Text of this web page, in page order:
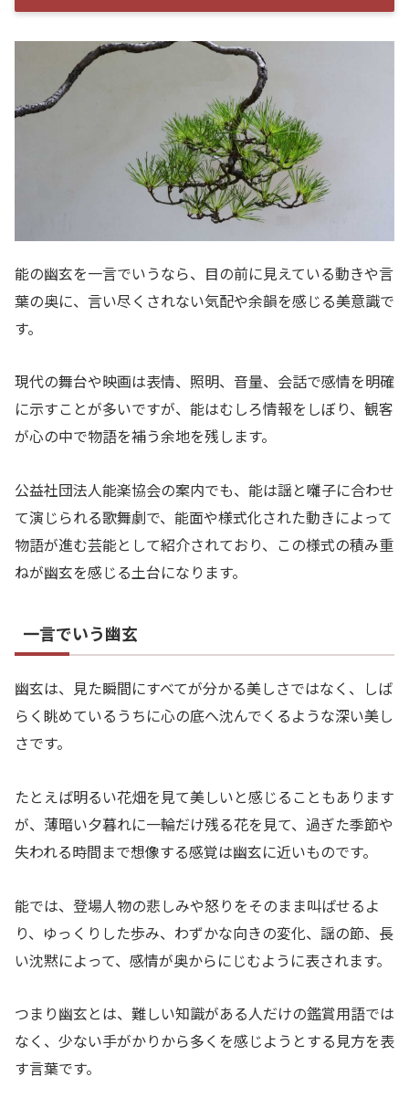
能の幽玄を一言でいうなら、目の前に見えている動きや言
葉の奥に、言い尽くされない気配や余韻を感じる美意識で
す。
現代の舞台や映画は表情、照明、音量、会話で感情を明確
に示すことが多いですが、能はむしろ情報をしぼり、観客
が心の中で物語を補う余地を残します。
公益社団法人能楽協会の案内でも、能は謡と囃子に合わせ
て演じられる歌舞劇で、能面や様式化された動きによって
物語が進む芸能として紹介されており、この様式の積み重
ねが幽玄を感じる土台になります。
一言でいう幽玄
幽玄は、見た瞬間にすべてが分かる美しさではなく、しば
らく眺めているうちに心の底へ沈んでくるような深い美し
さです。
たとえば明るい花畑を見て美しいと感じることもあります
が、薄暗い夕暮れに一輪だけ残る花を見て、過ぎた季節や
失われる時間まで想像する感覚は幽玄に近いものです。
能では、登場人物の悲しみや怒りをそのまま叫ばせるよ
り、ゆっくりした歩み、わずかな向きの変化、謡の節、長
い沈黙によって、感情が奥からにじむように表されます。
つまり幽玄とは、難しい知識がある人だけの鑑賞用語では
なく、少ない手がかりから多くを感じようとする見方を表
す言葉です。